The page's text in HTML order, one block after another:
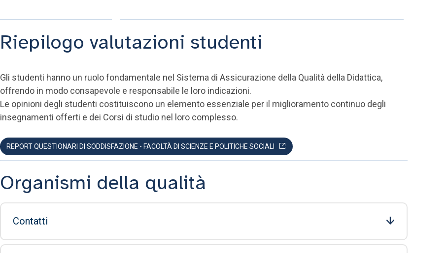
Riepilogo valutazioni studenti
Gli studenti hanno un ruolo fondamentale nel Sistema di Assicurazione della Qualità della Didattica,
offrendo in modo consapevole e responsabile le loro indicazioni.
Le opinioni degli studenti costituiscono un elemento essenziale per il miglioramento continuo degli
insegnamenti offerti e dei Corsi di studio nel loro complesso.
REPORT QUESTIONARI DI SODDISFAZIONE - FACOLTÀ DI SCIENZE E POLITICHE SOCIALI
Organismi della qualità
Contatti